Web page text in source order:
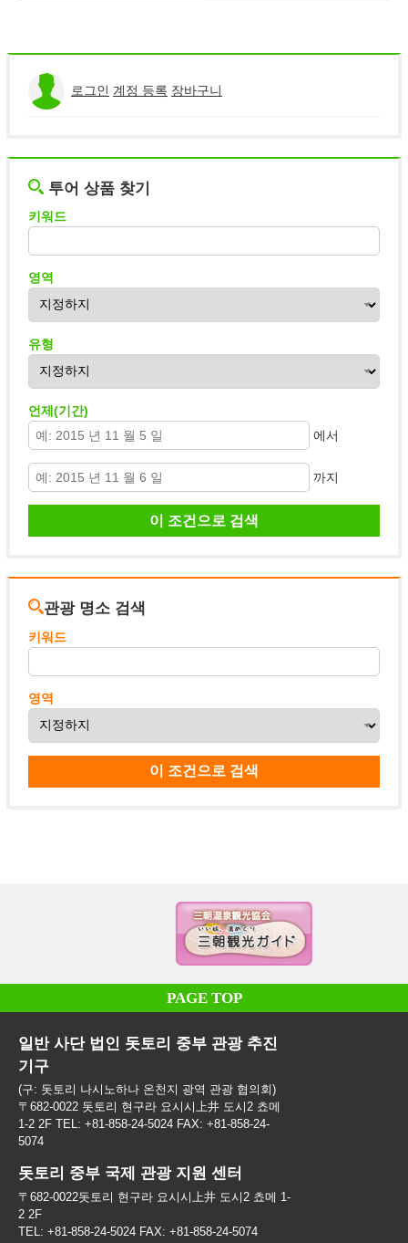
로그인 계정 등록 장바구니
투어 상품 찾기
키워드
영역
유형
언제(기간)
에서
까지
관광 명소 검색
키워드
영역
PAGE TOP
일반 사단 법인 돗토리 중부 관광 추진
기구
(구: 돗토리 나시노하나 온천지 광역 관광 협의회)
〒682-0022 돗토리 현구라 요시시上井 도시2 쵸메
1-2 2F TEL: +81-858-24-5024 FAX: +81-858-24-
5074
돗토리 중부 국제 관광 지원 센터
〒682-0022돗토리 현구라 요시시上井 도시2 쵸메 1-
2 2F
TEL: +81-858-24-5024 FAX: +81-858-24-5074